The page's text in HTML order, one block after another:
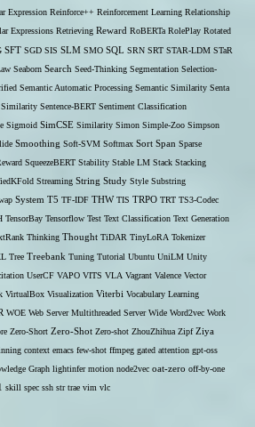
Expression Reinforce++ Reinforcement Learning Relationship
Expressions Retrieving Reward RoBERTa RolePlay Rotated
SFT SGD SIS SLM SMO SQL SRN SRT STAR-LDM STaR
Seaborn Search Seed-Thinking Segmentation Selection-
Semantic Automatic Processing Semantic Similarity Senta
Similarity Sentence-BERT Sentiment Classification
Sigmoid SimCSE Similarity Simon Simple-Zoo Simpson
Smoothing Soft-SVM Softmax Sort Span Sparse
SqueezeBERT Stability Stable LM Stack Stacking
Streaming String Study Style Substring
System T5 TF-IDF THW TIS TRPO TRT TS3-Codec
TensorBay Tensorflow Test Text Classification Text Generation
Thinking Thought TiDAR TinyLoRA Tokenizer
Tree Treebank Tuning Tutorial Ubuntu UniLM Unity
UserCF VAPO VITS VLA Vagrant Valence Vector
VirtualBox Visualization Viterbi Vocabulary Learning
WOE Web Server Multithreaded Server Wide Word2vec Work
Zero-Short Zero-Shot Zero-shot ZhouZhihua Zipf Ziya
context emacs few-shot ffmpeg gated attention gpt-oss
Graph lightinfer motion node2vec oat-zero off-by-one
skill spec ssh str trae vim vlc